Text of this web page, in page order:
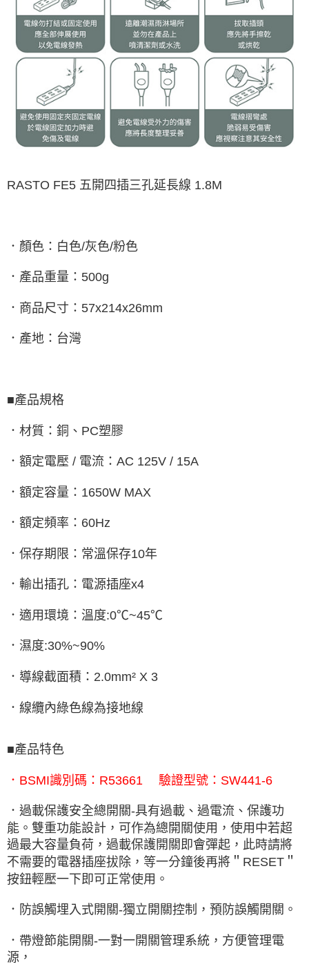
RASTO FE5 五開四插三孔延長線 1.8M
．顏色：白色/灰色/粉色
．產品重量：500g
．商品尺寸：57x214x26mm
．產地：台灣
■產品規格
．材質：銅、PC塑膠
．額定電壓 / 電流：AC 125V / 15A
．額定容量：1650W MAX
．額定頻率：60Hz
．保存期限：常溫保存10年
．輸出插孔：電源插座x4
．適用環境：溫度:0℃~45℃
．濕度:30%~90%
．導線截面積：2.0mm² X 3
．線纜內綠色線為接地線
■產品特色
．BSMI識別碼：R53661 驗證型號：SW441-6
．過載保護安全總開關-具有過載、過電流、保護功
能。雙重功能設計，可作為總開關使用，使用中若超
過最大容量負荷，過載保護開關即會彈起，此時請將
不需要的電器插座拔除，等一分鐘後再將＂RESET＂
按鈕輕壓一下即可正常使用。
．防誤觸埋入式開關-獨立開關控制，預防誤觸開關。
．帶燈節能開關-一對一開關管理系統，方便管理電
源，